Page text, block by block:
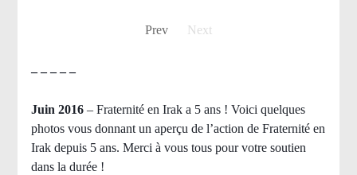
Prev Next
– – – – –
Juin 2016– Fraternité en Irak a 5 ans ! Voici quelques
photos vous donnant un aperçu de l’action de Fraternité en
Irak depuis 5 ans. Merci à vous tous pour votre soutien
dans la durée !